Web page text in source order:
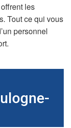
les
Tout ce qui vous
personnel